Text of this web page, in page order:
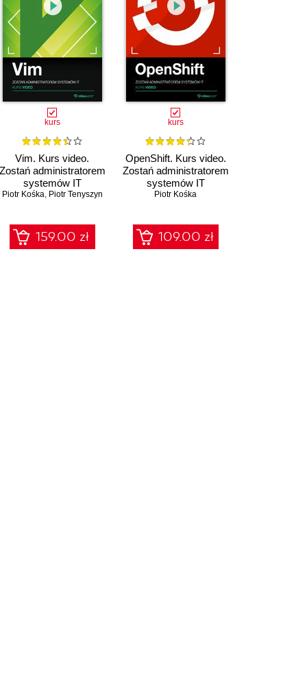
kurs
Vim. Kurs video.
administratorem
systemów IT
Piotr Kośka, Piotr Tenyszyn
159.00 zł
kurs
OpenShift. Kurs video.
Zostań administratorem
systemów IT
Piotr Kośka
109.00 zł